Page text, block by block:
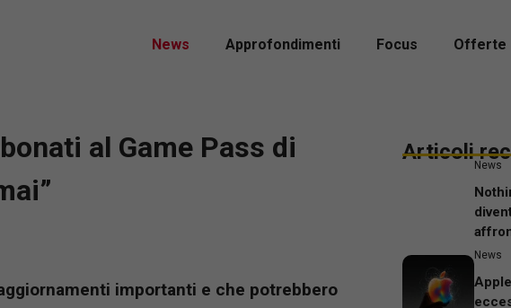
News Approfondimenti Focus Offerte
al Game Pass di
importanti e che potrebbero
Articoli
News
News